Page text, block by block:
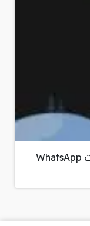
قم بتنزيل البرنامج لمشاهدة محادثات WhatsApp